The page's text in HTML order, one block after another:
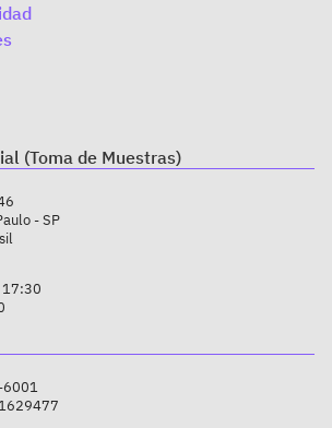
(Toma de Muestras)
- SP
17:30
6001